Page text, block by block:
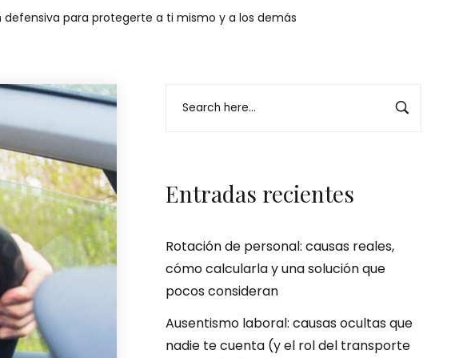
para protegerte a ti mismo y a los demás
Entradas recientes
Rotación de personal: causas reales,
cómo calcularla y una solución que
pocos consideran
Ausentismo laboral: causas ocultas que
nadie te cuenta (y el rol del transporte